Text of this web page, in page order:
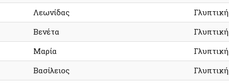
Λεωνίδας Γλυπτική
Βενέτα Γλυπτική
Μαρία Γλυπτική
Βασίλειος Γλυπτική